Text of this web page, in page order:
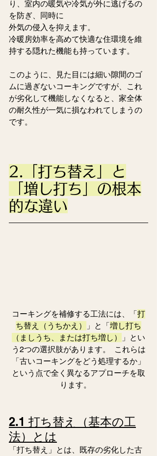
り、室内の暖気や冷気が外に逃げるの
を防ぎ、同時に
外気の侵入を抑えます。
冷暖房効率を高めて快適な住環境を維
持する隠れた機能も持っています。
このように、見た目には細い隙間のゴ
ムに過ぎないコーキングですが、これ
が劣化して機能しなくなると、家全体
の耐久性が一気に損なわれてしまうの
です。
2.「打ち替え」と
「増し打ち」の根本
的な違い
コーキングを補修する工法には、「打
ち替え（うちかえ）
」と「増し打ち
（ましうち、または打ち増し）
」とい
う2つの選択肢があります。  これらは
「古いコーキングをどう処理するか」
という点で全く異なるアプローチを取
ります。
2.1 打ち替え（基本の工
法）とは
「打ち替え」とは、既存の劣化した古